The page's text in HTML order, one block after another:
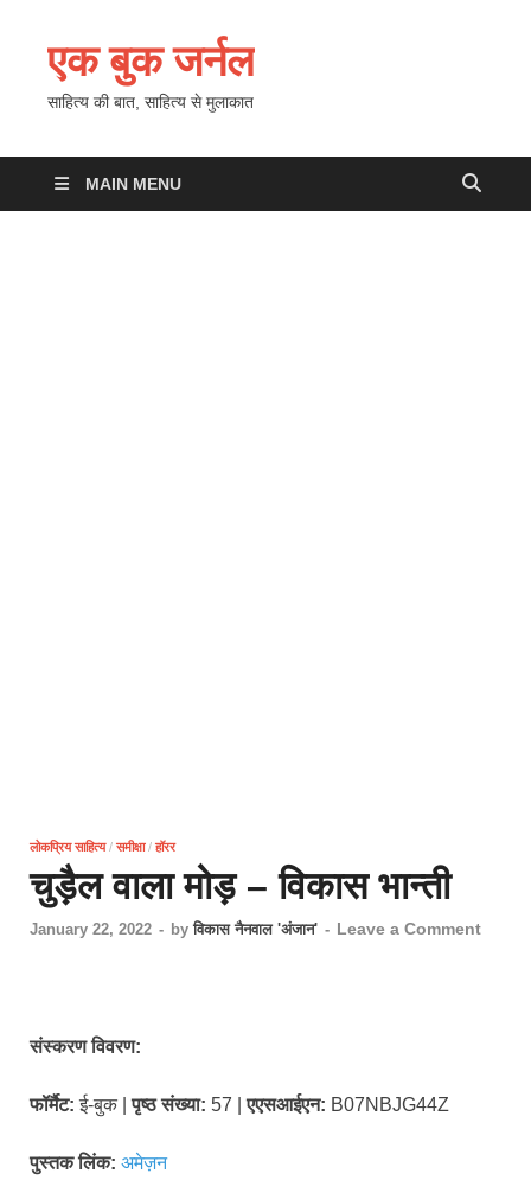
एक बुक जर्नल
साहित्य की बात, साहित्य से मुलाकात
MAIN MENU
लोकप्रिय साहित्य/ समीक्षा/ हॉरर
चुड़ैल वाला मोड़ – विकास भान्ती
January 22, 2022 - by विकास नैनवाल 'अंजान' - Leave a Comment
संस्करण विवरण:
फॉर्मैट: ई-बुक |पृष्ठ संख्या: 57 |एएसआईएन: B07NBJG44Z
पुस्तक लिंक: अमेज़न